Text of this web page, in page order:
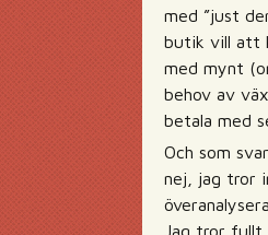
med ”just
butik vill att
med mynt
behov av
betala med
Och som
nej, jag tror
Jag tror fullt